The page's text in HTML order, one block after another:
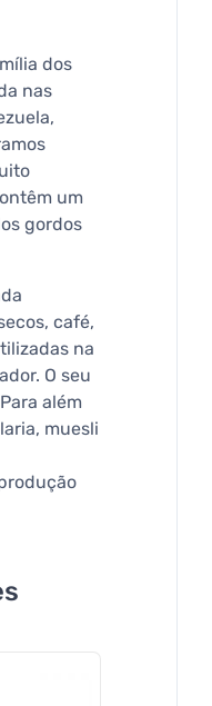
dos
nas
um
gordos
café,
na
O seu
além
muesli